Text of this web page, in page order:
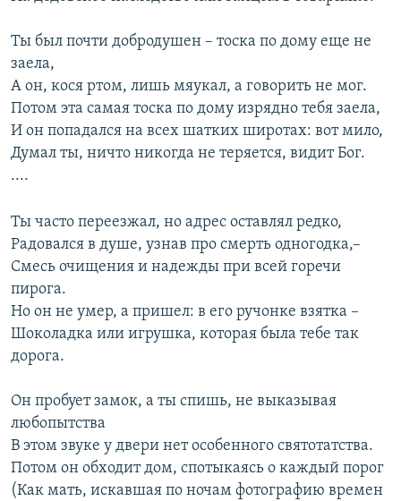
Ты был почти добродушен – тоска по дому еще не
заела,
А он, кося ртом, лишь мяукал, а говорить не мог.
Потом эта самая тоска по дому изрядно тебя заела,
И он попадался на всех шатких широтах: вот мило,
Думал ты, ничто никогда не теряется, видит Бог.
....
Ты часто переезжал, но адрес оставлял редко,
Радовался в душе, узнав про смерть одногодка,–
Смесь очищения и надежды при всей горечи
пирога.
Но он не умер, а пришел: в его ручонке взятка –
Шоколадка или игрушка, которая была тебе так
дорога.
Он пробует замок, а ты спишь, не выказывая
любопытства
В этом звуке у двери нет особенного святотатства.
Потом он обходит дом, спотыкаясь о каждый порог
(Как мать, искавшая по ночам фотографию времен